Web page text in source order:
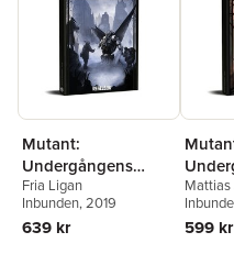
Mutant:
Undergångens
arvtagare. Regelbok
Fria Ligan
Inbunden, 2019
639 kr
Lindgren
599 kr